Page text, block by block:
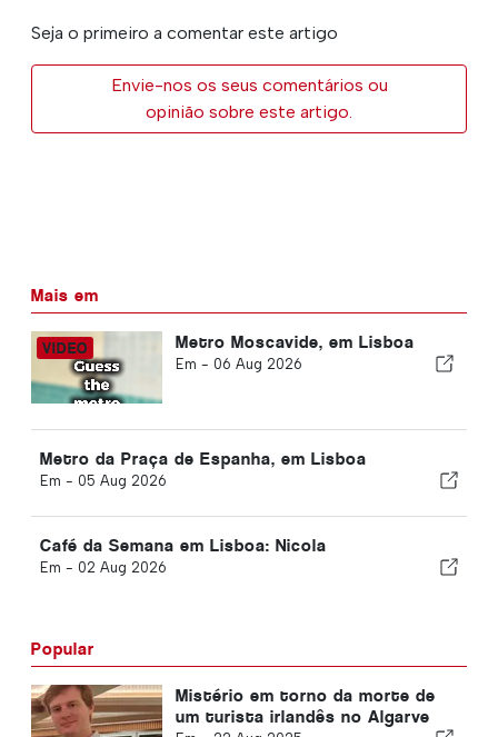
Seja o primeiro a comentar este artigo
Envie-nos os seus comentários ou
opinião sobre este artigo.
Mais em
Metro Moscavide, em Lisboa
Em - 06 Aug 2026
Metro da Praça de Espanha, em Lisboa
Em - 05 Aug 2026
Café da Semana em Lisboa: Nicola
Em - 02 Aug 2026
Popular
Mistério em torno da morte de
um turista irlandês no Algarve